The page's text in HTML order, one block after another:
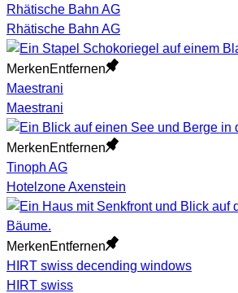
Rhätische Bahn AG
Rhätische Bahn AG
MerkenEntfernen
Maestrani
Maestrani
MerkenEntfernen
Tinoph AG
Hotelzone Axenstein
MerkenEntfernen
HIRT swiss decending windows
HIRT swiss